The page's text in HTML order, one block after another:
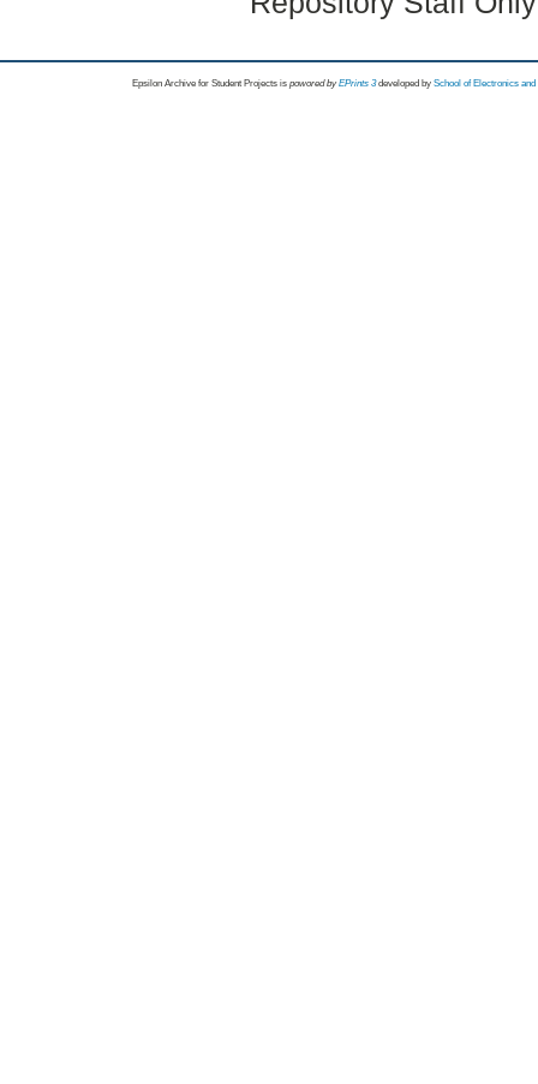
Epsilon Archive for Student Projects is powored byEPrints 3 developed by School of Electronics